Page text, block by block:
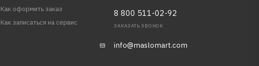
Как оформить заказ
Как записаться на сервис
8 800 511-02-92
ЗАКАЗАТЬ ЗВОНОК
info@maslomart.com